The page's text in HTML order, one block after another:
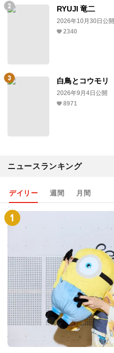
RYUJI 竜二
2026年10月30日公開
2340
白鳥とコウモリ
2026年9月4日公開
8971
ニュースランキング
デイリー 週間 月間